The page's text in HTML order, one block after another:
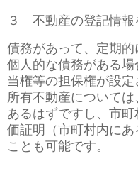
３ 不動産の登記情報
債務があって、定期
個人的な債務がある
当権等の担保権が設定
所有不動産について
あるはずですし、市
価証明（市町村内に
ことも可能です。